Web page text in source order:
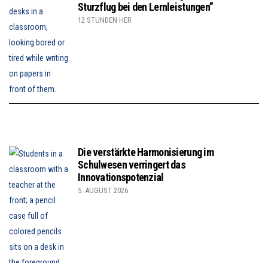
Sturzflug bei den Lernleistungen”
12 STUNDEN HER
Die verstärkte Harmonisierung im
Schulwesen verringert das
Innovationspotenzial
5. AUGUST 2026